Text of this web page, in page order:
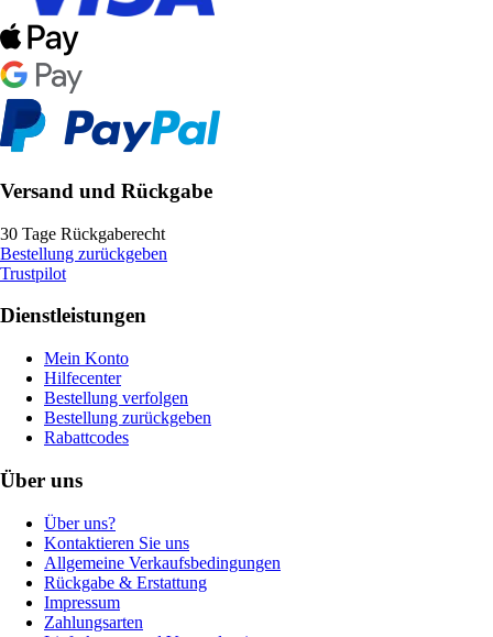
Versand und Rückgabe
30 Tage Rückgaberecht
Bestellung zurückgeben
Trustpilot
Dienstleistungen
Mein Konto
Hilfecenter
Bestellung verfolgen
Bestellung zurückgeben
Rabattcodes
Über uns
Über uns?
Kontaktieren Sie uns
Allgemeine Verkaufsbedingungen
Rückgabe & Erstattung
Impressum
Zahlungsarten